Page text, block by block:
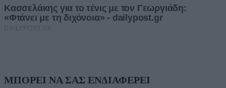
ΜΠΟΡΕΙ ΝΑ ΣΑΣ ΕΝΔΙΑΦΕΡΕΙ